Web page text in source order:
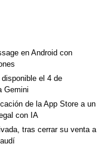
en Android con
el 4 de
Gemini
de la App Store a un
con IA
tras cerrar su venta a